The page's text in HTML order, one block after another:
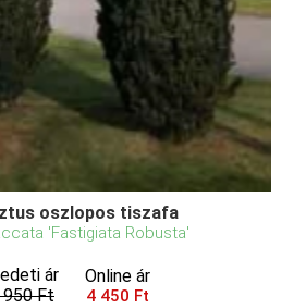
oszlopos tiszafa
'Fastigiata Robusta'
ár
950 Ft
Online ár
4 450 Ft